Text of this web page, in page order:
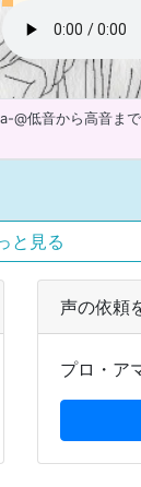
低音から高音まで
と見る
声の依頼
プロ・ア